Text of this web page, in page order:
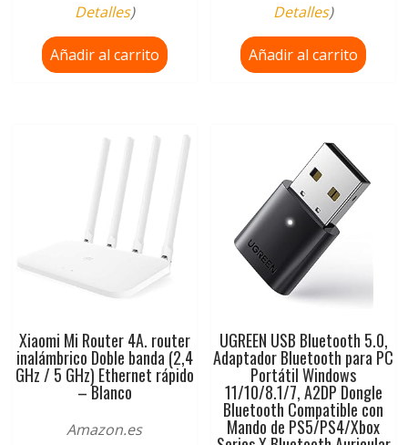
Detalles)
Añadir al carrito
Detalles)
Añadir al carrito
Xiaomi Mi Router 4A. router
inalámbrico Doble banda (2,4
GHz / 5 GHz) Ethernet rápido
– Blanco
Amazon.es
UGREEN USB Bluetooth 5.0,
Adaptador Bluetooth para PC
Portátil Windows
11/10/8.1/7, A2DP Dongle
Bluetooth Compatible con
Mando de PS5/PS4/Xbox